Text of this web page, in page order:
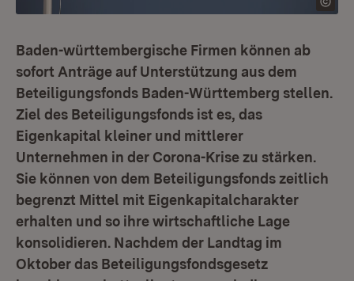
Baden-württembergische Firmen können ab
sofort Anträge auf Unterstützung aus dem
Beteiligungsfonds Baden-Württemberg stellen.
Ziel des Beteiligungsfonds ist es, das
Eigenkapital kleiner und mittlerer
Unternehmen in der Corona-Krise zu stärken.
Sie können von dem Beteiligungsfonds zeitlich
begrenzt Mittel mit Eigenkapitalcharakter
erhalten und so ihre wirtschaftliche Lage
konsolidieren. Nachdem der Landtag im
Oktober das Beteiligungsfondsgesetz